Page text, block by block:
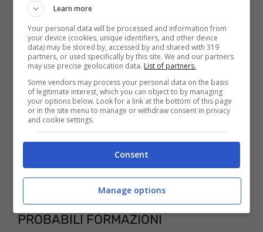
quel punto DAZN sarà compreso nel vostro
abbonamento in forma totalmente gratuita.
PROBABILI FORMAZIONI
Learn more
Your personal data will be processed and information from
your device (cookies, unique identifiers, and other device
data) may be stored by, accessed by and shared with 319
partners, or used specifically by this site. We and our partners
may use precise geolocation data. List of partners.
Some vendors may process your personal data on the basis
of legitimate interest, which you can object to by managing
your options below. Look for a link at the bottom of this page
or in the site menu to manage or withdraw consent in privacy
and cookie settings.
Consent
Manage options